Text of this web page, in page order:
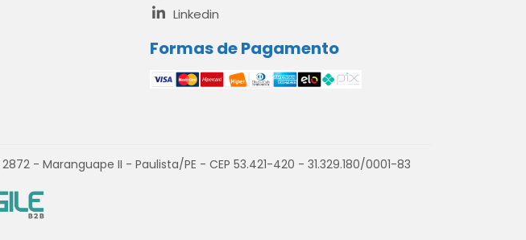
Linkedin
Formas de Pagamento
2872 - Maranguape II - Paulista/PE - CEP 53.421-420 - 31.329.180/0001-83